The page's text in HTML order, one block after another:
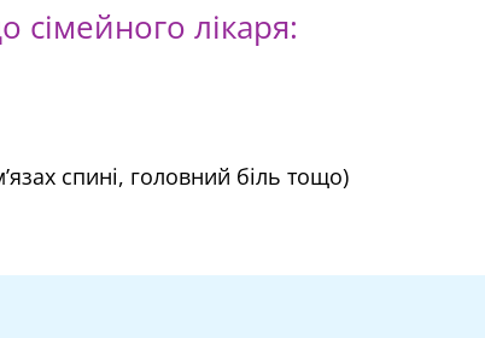
лікаря:
спині, головний біль тощо)